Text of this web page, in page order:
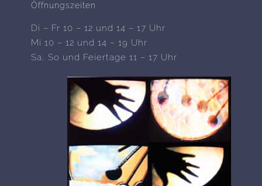
Öffnungszeiten
Di – Fr 10 – 12 und 14 – 17 Uhr
Mi 10 – 12 und 14 – 19 Uhr
Sa, So und Feiertage 11 – 17 Uhr